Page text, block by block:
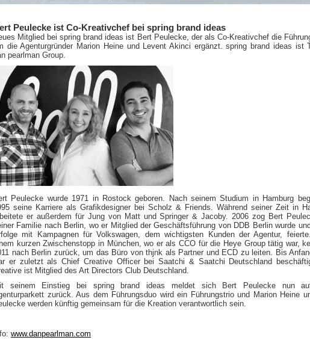
Peulecke ist Co-Kreativchef bei spring brand ideas
Mitglied bei spring brand ideas ist Bert Peulecke, der als Co-Kreativchef die
die Agenturgründer Marion Heine und Levent Akinci ergänzt. spring brand ideas ist
pearlman Group.
Peulecke wurde 1971 in Rostock geboren. Nach seinem Studium in Hamburg
seine Karriere als Grafikdesigner bei Scholz & Friends. Während seiner Zeit in
er außerdem für Jung von Matt und Springer & Jacoby. 2006 zog Bert
Familie nach Berlin, wo er Mitglied der Geschäftsführung von DDB Berlin wurde
mit Kampagnen für Volkswagen, dem wichtigsten Kunden der Agentur,
kurzen Zwischenstopp in München, wo er als CCO für die Heye Group tätig war,
nach Berlin zurück, um das Büro von thjnk als Partner und ECD zu leiten. Bis
er zuletzt als Chief Creative Officer bei Saatchi & Saatchi Deutschland
ist Mitglied des Art Directors Club Deutschland.
seinem Einstieg bei spring brand ideas meldet sich Bert Peulecke nun
zurück. Aus dem Führungsduo wird ein Führungstrio und Marion Heine
werden künftig gemeinsam für die Kreation verantwortlich sein.
www.danpearlman.com